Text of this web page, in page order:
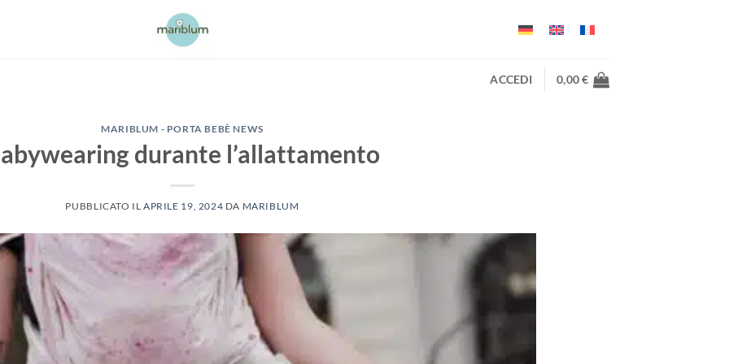
ACCEDI 0,00€
MARIBLUM - PORTA BEBÈ NEWS
durante l’allattamento
PUBBLICATO ILAPRILE 19, 2024 DA MARIBLUM